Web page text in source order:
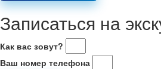
Записаться на
Как вас зовут?
Ваш номер телефона